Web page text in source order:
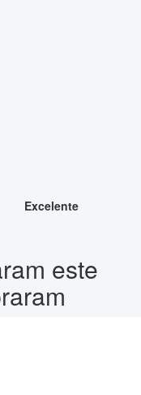
Excelente
este